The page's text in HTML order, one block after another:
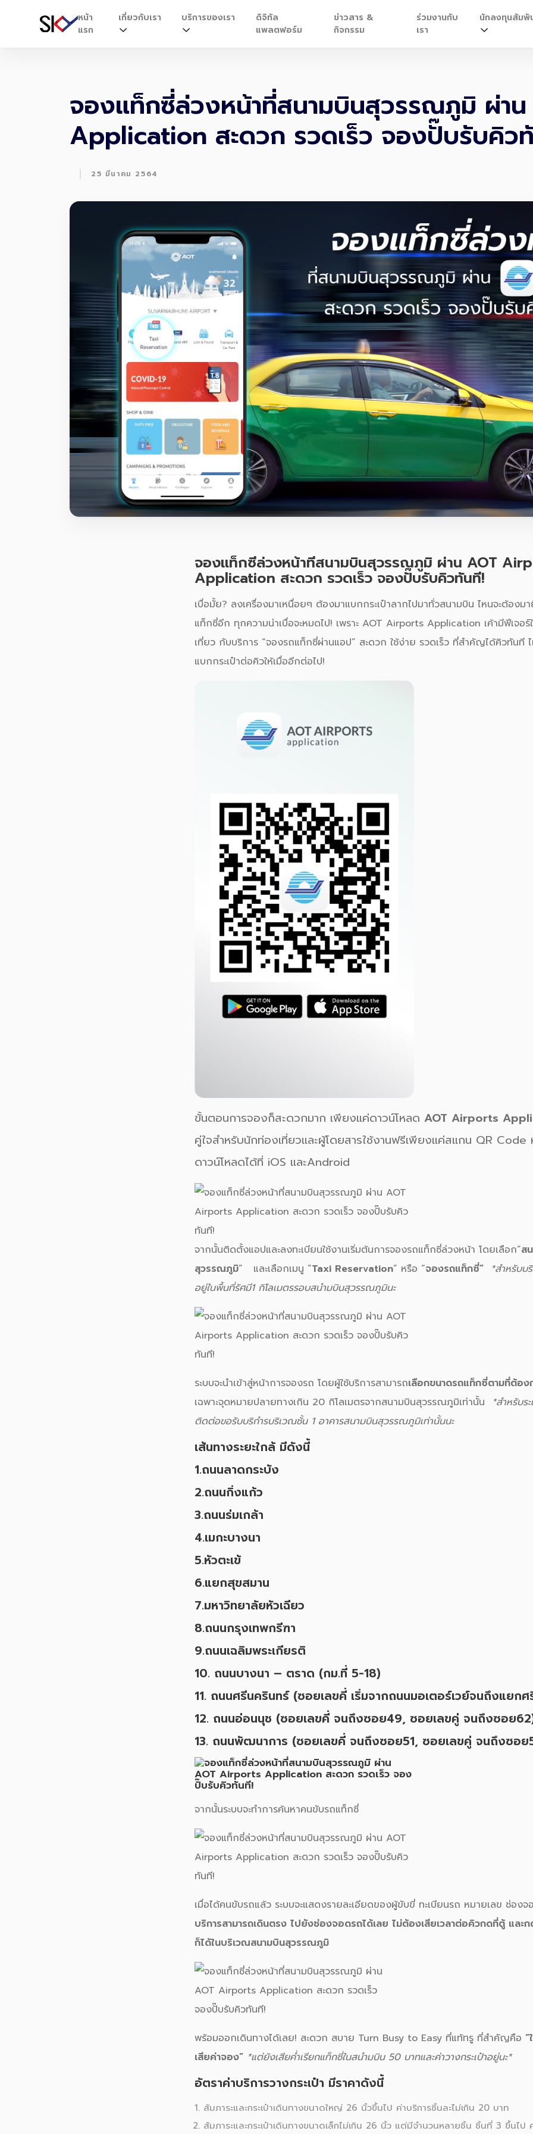
หน้า
แรก
เกี่ยวกับเรา บริการของเรา
ดิจิทัล
แพลตฟอร์ม
ข่าวสาร &
กิจกรรม
ร่วมงานกับ
เรา
นักลงทุนสัมพั
จองแท็กซี่ล่วงหน้าที่สนามบินสุวรรณภูมิ ผ่า
Application สะดวก รวดเร็ว จองปั๊บรับคิว
| 25 มีนาคม 2564
จองแท็กซี่ล่วงหน้าที่สนามบินสุวรรณภูมิ ผ่าน AOT
Application สะดวก รวดเร็ว จองปั๊บรับคิวทันที!
เบื่อมั้ย? ลงเครื่องมาเหนื่อยๆ ต้องมาแบกกระเป๋าลากไปมาทั่วสนามบิน ไหนจะต้องม
แท็กซี่อีก ทุกความน่าเบื่อจะหมดไป! เพราะ AOT Airports Application เค้ามีฟีเจอ
เที่ยว กับบริการ “จองรถแท็กซี่ผ่านแอป” สะดวก ใช้ง่าย รวดเร็ว ที่สำคัญได้คิวทันที
แบกกระเป๋าต่อคิวให้เมื่ออีกต่อไป!
ขั้นตอนการจองก็สะดวกมาก เพียงแค่ดาวน์โหลด AOT Airports
คู่ใจสำหรับนักท่องเที่ยวและผู้โดยสารใช้งานฟรีเพียงแค่สแกน QR Code
ดาวน์โหลดได้ที่ iOS และAndroid
จากนั้นติดตั้งแอปและลงทะเบียนใช้งานเริ่มต้นการจองรถแท็กซี่ล่วงหน้า โดยเลือก“ส
สุวรรณภูมิ” และเลือกเมนู “Taxi Reservation” หรือ “จองรถแท็กซี่”
*สำหรับบ
อยู่ในพื้นที่รัศมี1 กิโลเมตรรอบสนำมบินสุวรรณภูมินะ
ระบบจะนำเข้าสู่หน้าการจองรถ โดยผู้ใช้บริการสามารถเลือกขนาดรถแท็กซี่ตามที่ต้อง
เฉพาะจุดหมายปลายทางเกิน 20 กิโลเมตรจากสนามบินสุวรรณภูมิเท่านั้น
*สำหรับร
ติดต่อขอรับบริกำรบริเวณชั้น 1 อาคารสนามบินสุวรรณภูมิเท่านั้นนะ
เส้นทางระยะใกล้ มีดังนี้
1.ถนนลาดกระบัง
2.ถนนกิ่งแก้ว
3.ถนนร่มเกล้า
4.เมกะบางนา
5.หัวตะเข้
6.แยกสุขสมาน
7.มหาวิทยาลัยหัวเฉียว
8.ถนนกรุงเทพกรีฑา
9.ถนนเฉลิมพระเกียรติ
10. ถนนบางนา – ตราด (กม.ที่ 5-18)
11. ถนนศรีนครินทร์ (ซอยเลขคี่ เริ่มจากถนนมอเตอร์เวย์จนถึงแยกศ
12. ถนนอ่อนนุช (ซอยเลขคี่ จนถึงซอย49, ซอยเลขคู่ จนถึงซอย
13. ถนนพัฒนาการ (ซอยเลขคี่ จนถึงซอย51, ซอยเลขคู่ จนถึงซอย
จากนั้นระบบจะทำการค้นหาคนขับรถแท็กซี่
เมื่อได้คนขับรถแล้ว ระบบจะแสดงรายละเอียดของผู้ขับขี่ ทะเบียนรถ หมายเลข ช่อง
บริการสามารถเดินตรง ไปยังช่องจอดรถได้เลย ไม่ต้องเสียเวลาต่อคิวกดที่ตู้ และ
ก็ได้ในบริเวณสนามบินสุวรรณภูมิ
พร้อมออกเดินทางได้เลย! สะดวก สบาย Turn Busy to Easy ที่แท้ทรู ที่สำคัญคือ “
เสียค่าจอง” *แต่ยังเสียค่ำเรียกแท็กซี่ในสนำมบิน 50 บาทและค่าวางกระเป๋าอยู่นะ*
อัตราค่าบริการวางกระเป๋า มีราคาดังนี้
สัมภาระและกระเป๋าเดินทางขนาดใหญ่ 26 นิ้วขึ้นไป ค่าบริการชิ้นละไม่เกิน 20 บาท
สัมภาระและกระเป๋าเดินทางขนาดเล็กไม่เกิน 26 นิ้ว แต่มีจำนวนหลายชิ้น ชิ้นที่ 3 ขึ้นไป